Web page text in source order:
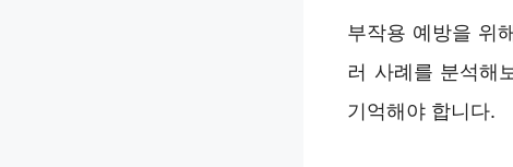
부작용 예방을 위
러 사례를 분석해
기억해야 합니다.